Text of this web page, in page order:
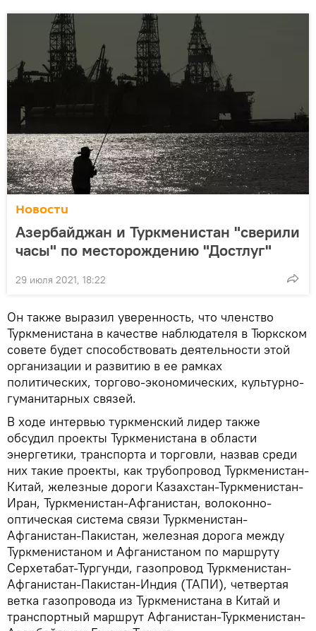
Новости
Азербайджан и Туркменистан "сверили
часы" по месторождению "Достлуг"
29 июля 2021, 18:22
Он также выразил уверенность, что членство
Туркменистана в качестве наблюдателя в Тюркском
совете будет способствовать деятельности этой
организации и развитию в ее рамках
политических, торгово-экономических, культурно-
гуманитарных связей.
В ходе интервью туркменский лидер также
обсудил проекты Туркменистана в области
энергетики, транспорта и торговли, назвав среди
них такие проекты, как трубопровод Туркменистан-
Китай, железные дороги Казахстан-Туркменистан-
Иран, Туркменистан-Афганистан, волоконно-
оптическая система связи Туркменистан-
Афганистан-Пакистан, железная дорога между
Туркменистаном и Афганистаном по маршруту
Серхетабат-Тургунди, газопровод Туркменистан-
Афганистан-Пакистан-Индия (ТАПИ), четвертая
ветка газопровода из Туркменистана в Китай и
транспортный маршрут Афганистан-Туркменистан-